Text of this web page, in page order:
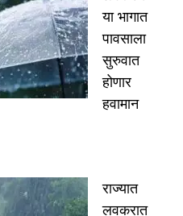
या भागात
पावसाला
सुरुवात
होणार
हवामान
राज्यात
लवकरात